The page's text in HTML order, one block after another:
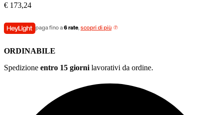
€ 173,24
paga fino a6 rate, scopri di più
ORDINABILE
Spedizione entro 15 giorni lavorativi da ordine.